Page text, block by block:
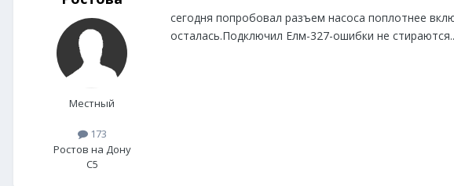
Местный
173
Ростов на Дону
C5
сегодня попробовал разъем насоса поплотнее
осталась.Подключил Елм-327-ошибки не